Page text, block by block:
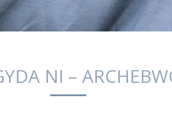
NI –